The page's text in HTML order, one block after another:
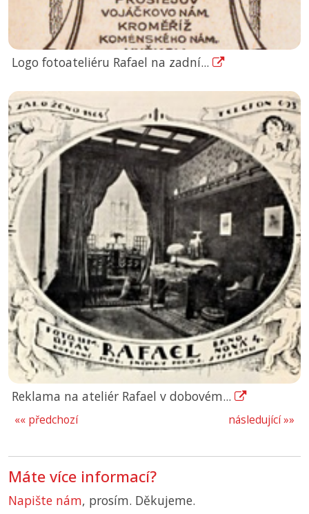
Logo fotoateliéru Rafael na zadní...
Reklama na ateliér Rafael v dobovém...
následující »»
«« předchozí
Máte více informací?
Napište nám, prosím. Děkujeme.